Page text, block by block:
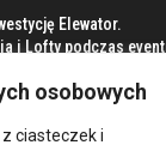
osobowych
ciasteczek i
Elewator.
i Lofty podczas
2026